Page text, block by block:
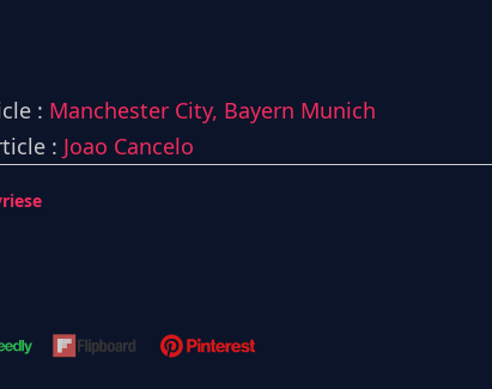
: Manchester City, Bayern Munich
: Joao Cancelo